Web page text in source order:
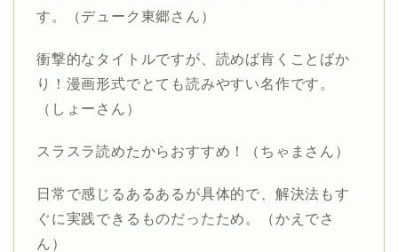
す。（デューク東郷さん）
衝撃的なタイトルですが、読めば肯くことばか
り！漫画形式でとても読みやすい名作です。
（しょーさん）
スラスラ読めたからおすすめ！（ちゃまさん）
日常で感じるあるあるが具体的で、解決法もす
ぐに実践できるものだったため。（かえでさ
ん）